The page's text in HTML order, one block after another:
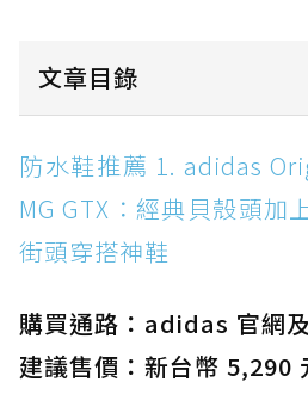
文章目錄
防水鞋推薦 1. adidas
MG GTX：經典貝殼頭加
頭穿搭神鞋
防水鞋推薦 2. New
防水鞋推薦 3. Nike
經典 Dunk 輪廓加上防水
打折
防水鞋推薦 1. adidas
MG GTX：經典貝殼頭加
街頭穿搭神鞋
購買通路：adidas 官網
建議售價：新台幣 5,290